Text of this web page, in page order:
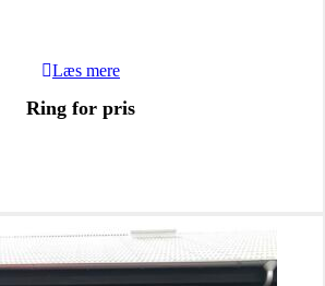
Læs mere
Ring for pris